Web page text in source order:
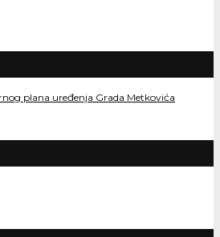
plana uređenja Grada Metkovića